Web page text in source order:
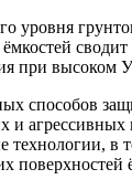
уровня
при высоком
способов
и агрессивных
технологии, в
поверхностей